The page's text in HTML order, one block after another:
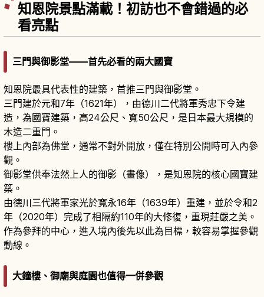
知恩院景點滿載！初訪也不會錯過的必
看亮點
三門與御影堂——首先必看的兩大國寶
知恩院最具代表性的建築，首推三門與御影堂。
三門建於元和7年（1621年），由德川二代將軍秀忠下令建
造，為國寶建築，高24公尺、寬50公尺，是日本最大規模的
木造二重門。
樓上內部為佛堂，通常不對外開放，僅在特別公開時可入內參
觀。
御影堂供奉法然上人的御影（畫像），是知恩院的核心國寶建
築。
由德川三代將軍家光於寬永16年（1639年）重建，並於令和2
年（2020年）完成了相隔約110年的大修復，重現莊嚴之美。
作為參拜的中心，進入境內後先以此為目標，較容易掌握參觀
動線。
大鐘樓、御廟與庭園也值得一併參觀